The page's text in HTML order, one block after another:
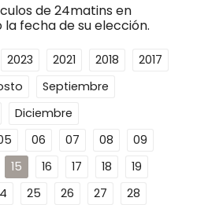
de 24matins en
fecha de su elección.
2023 2021 2018
2017
Septiembre
Diciembre
06 07 08
09
15 16 17 18
19
25 26 27
28